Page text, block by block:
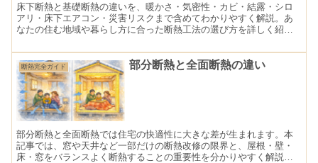
床下断熱と基礎断熱の違いを、暖かさ・気密性・カビ・結露・シロ
アリ・床下エアコン・災害リスクまで含めてわかりやすく解説。あ
なたの住む地域や暮らし方に合った断熱工法の選び方を詳しく紹介
断熱完全ガイド 部分断熱と全面断熱の違い
部分断熱と全面断熱では住宅の快適性に大きな差が生まれます。本
記事では、窓や天井など一部だけの断熱改修の限界と、屋根・壁・
床・窓をバランスよく断熱することの重要性を分かりやすく解説し